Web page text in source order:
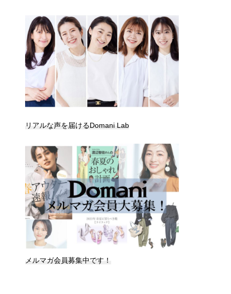
リアルな声を届けるDomani Lab
メルマガ会員募集中です！